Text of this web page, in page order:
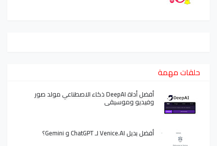
حلقات مهمة
أفضل أداة DeepAI ذكاء الاصطناعي مولد صور
وفيديو وموسيقى
أفضل بديل Venice.AI لـ ChatGPT و Gemini؟